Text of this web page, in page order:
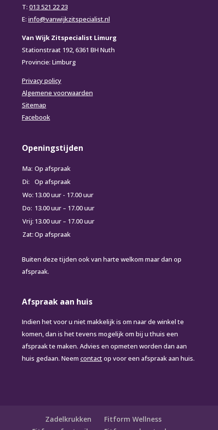
T: 013 521 22 23
E: info@vanwijkzitspecialist.nl
Van Wijk Zitspecialist Limurg
Stationstraat 192, 6361 BH Nuth
Provincie: Limburg
Privacy policy
Algemene voorwaarden
Sitemap
Facebook
Openingstijden
Ma: Op afspraak
Di:
Op afspraak
Wo: 13.00 uur - 17.00 uur
Do: 13.00 uur – 17.00 uur
Vrij: 13.00 uur – 17.00 uur
Zat:Op afspraak
Buiten deze tijden ook van harte welkom maar dan op
afspraak.
Afspraak aan huis
Indien het voor u niet makkelijk is om naar de winkel te
komen, dan is het tevens mogelijk om bij u thuis een
afspraak te maken. Advies en opmeten worden dan aan
huis gedaan. Neem contactop voor een afspraak aan huis.
Zadelkrukken
Fitform Wellness